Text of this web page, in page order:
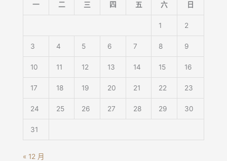
一
二 三 四 五 六 日
1 2
3 4 5 6 7 8 9
10 11 12 13 14 15 16
17 18 19 20 21 22 23
24 25 26 27 28 29 30
31
« 12 月